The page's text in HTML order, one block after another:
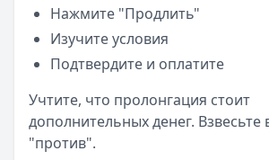
Нажмите "Продлить"
Изучите условия
Подтвердите и оплатите
Учтите, что пролонгация стоит
дополнительных денег. Взвесьте
"против".